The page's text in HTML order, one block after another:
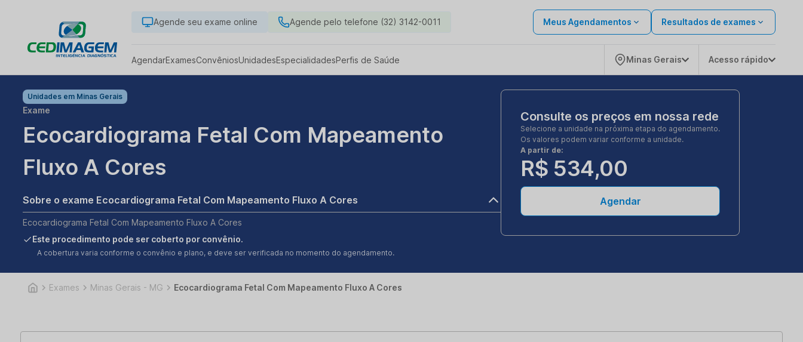
Agende seu exame online Agende pelo telefone (32) 3142-0011 Meus Agendamentos Resultados de exames
AgendarExamesConvêniosUnidadesEspecialidadesPerfis de Saúde Minas Gerais Acesso rápido
Unidades em Minas Gerais
Exame
Ecocardiograma Fetal Com Mapeamento
Fluxo A Cores
Sobre o exame Ecocardiograma Fetal Com Mapeamento Fluxo A Cores
Ecocardiograma Fetal Com Mapeamento Fluxo A Cores
Este procedimento pode ser coberto por convênio.
A cobertura varia conforme o convênio e plano, e deve ser verificada no momento do agendamento.
Consulte os preços em nossa rede
Selecione a unidade na próxima etapa do agendamento.
Os valores podem variar conforme a unidade.
A partir de:
R$ 534,00
Agendar
Exames Minas Gerais - MG Ecocardiograma Fetal Com Mapeamento Fluxo A Cores